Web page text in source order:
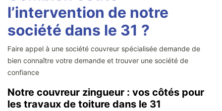
l’intervention de notre
société dans le 31 ?
Faire appel à une société couvreur spécialisée demande de
bien connaître votre demande et trouver une société de
confiance
Notre couvreur zingueur : vos côtés pour
les travaux de toiture dans le 31